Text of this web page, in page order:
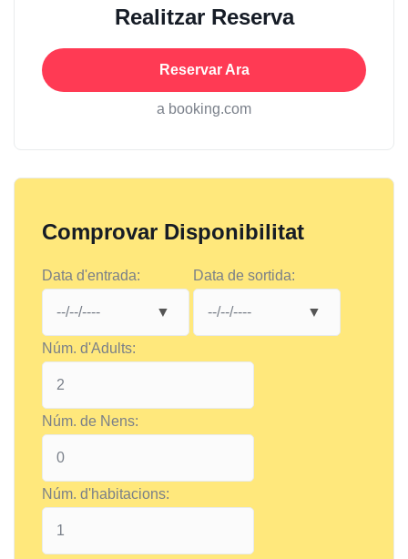
Realitzar Reserva
Reservar Ara
a booking.com
Comprovar Disponibilitat
Data d'entrada: Data de sortida:
Núm. d'Adults:
Núm. de Nens:
Núm. d'habitacions: